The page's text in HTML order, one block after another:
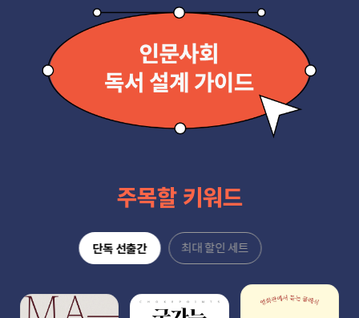
주목할 키워드
단독 선출간 최대 할인 세트